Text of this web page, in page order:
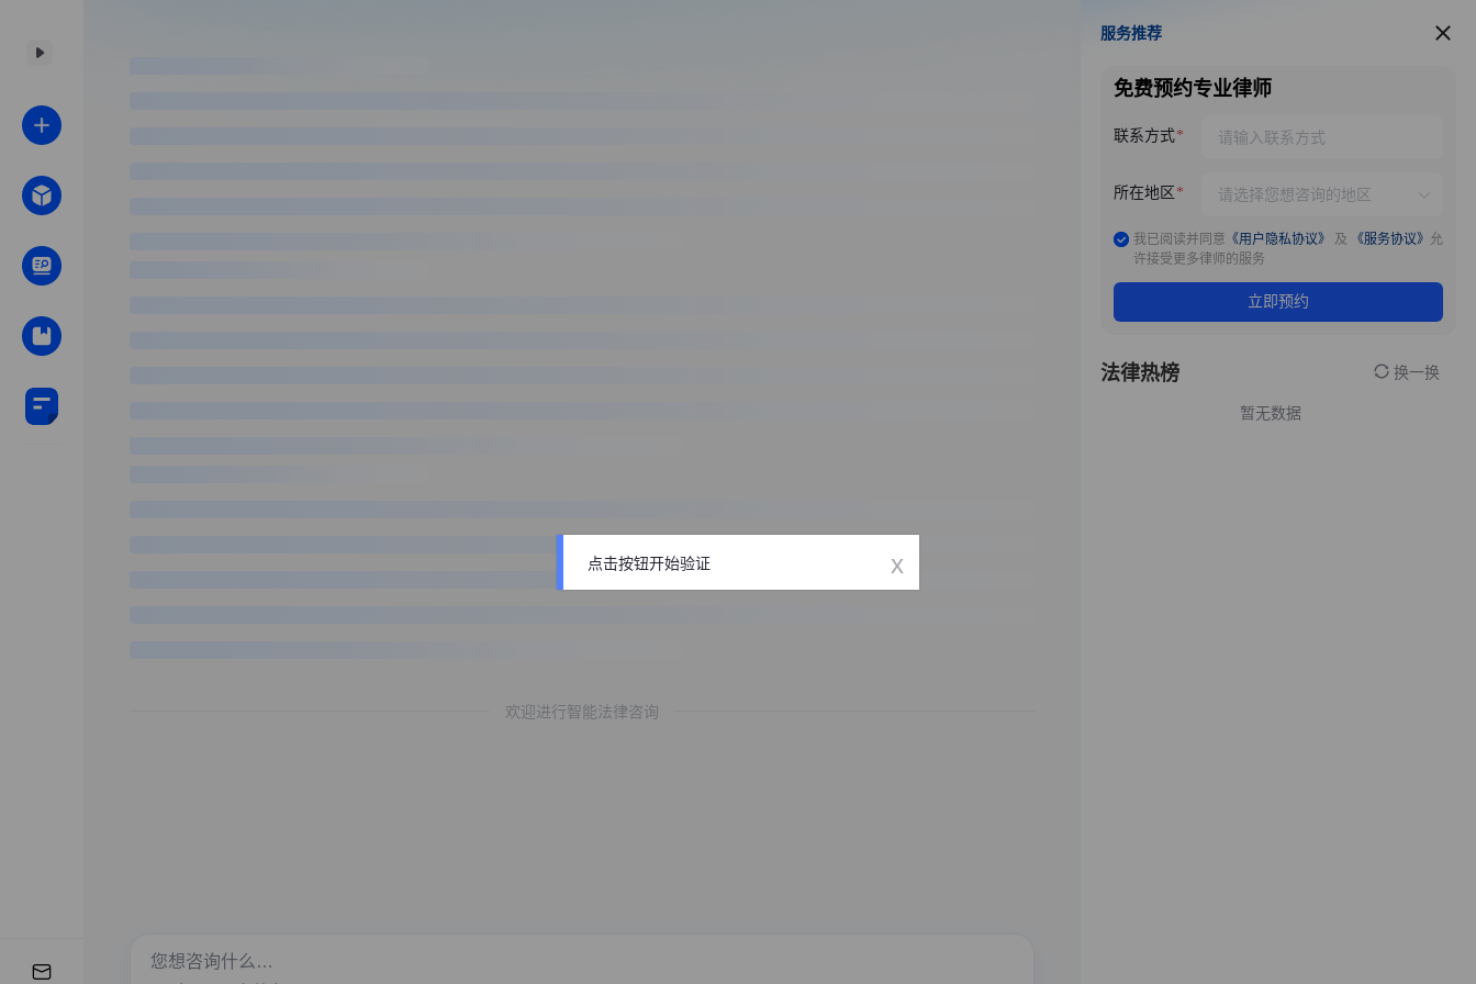
欢迎进行智能法律咨询
服务推荐
服务推荐
免费预约专业律师
联系方式
所在地区
我已阅读并同意 《用户隐私协议》 及 《服务协议》 允
许接受更多律师的服务
立即预约
法律热榜 换一换
暂无数据
点击按钮开始验证 x